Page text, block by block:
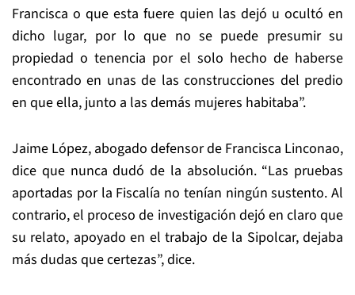
Francisca o que esta fuere quien las dejó u ocultó en
dicho lugar, por lo que no se puede presumir su
propiedad o tenencia por el solo hecho de haberse
encontrado en unas de las construcciones del predio
en que ella, junto a las demás mujeres habitaba”.
Jaime López, abogado defensor de Francisca Linconao,
dice que nunca dudó de la absolución. “Las pruebas
aportadas por la Fiscalía no tenían ningún sustento. Al
contrario, el proceso de investigación dejó en claro que
su relato, apoyado en el trabajo de la Sipolcar, dejaba
más dudas que certezas”, dice.